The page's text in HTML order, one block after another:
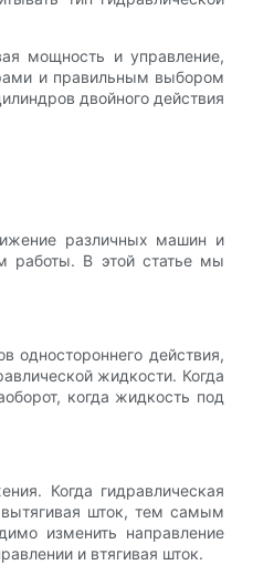
мощность и управление,
и правильным выбором
двойного действия
различных машин и
работы. В этой статье мы
одностороннего действия,
жидкости. Когда
когда жидкость под
Когда гидравлическая
вытягивая шток, тем самым
изменить направление
и втягивая шток.